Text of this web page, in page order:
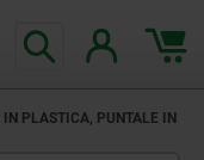
PLASTICA, PUNTALE IN